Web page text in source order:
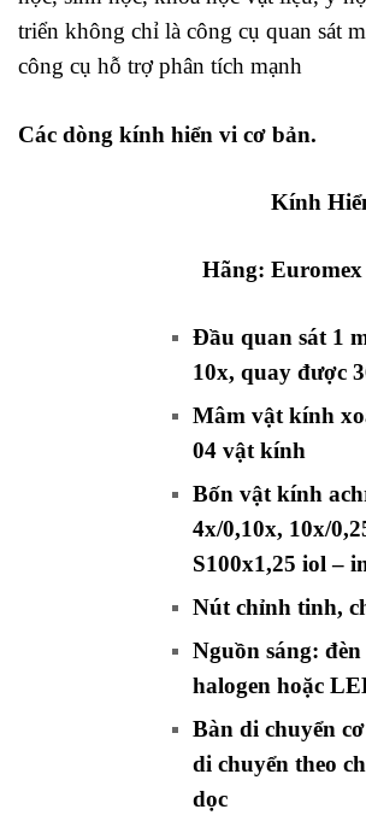
triển không chỉ là công cụ quan sát
công cụ hỗ trợ phân tích mạnh
Các dòng kính hiển vi cơ bản.
Kính
Hãng: Euromex
Đầu quan sát 1
10x, quay được
Mâm vật kính
04 vật kính
Bốn vật kính
4x/0,10x, 10x/
S100x1,25 iol –
Nút chỉnh tinh,
Nguồn sáng:
halogen hoặc
Bàn di chuyển
di chuyển theo
dọc